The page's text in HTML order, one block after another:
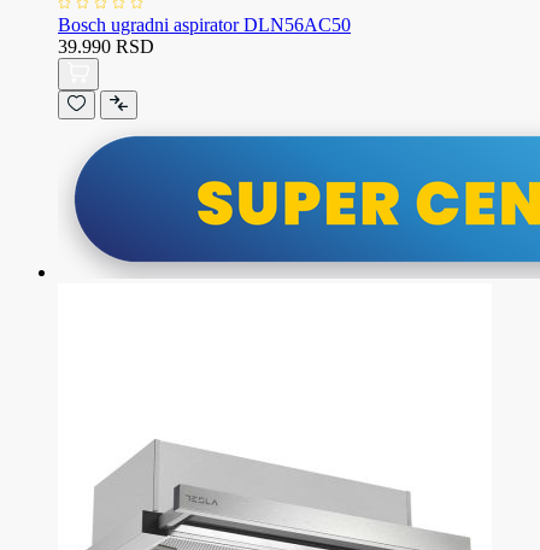
Bosch ugradni aspirator DLN56AC50
39.990 RSD